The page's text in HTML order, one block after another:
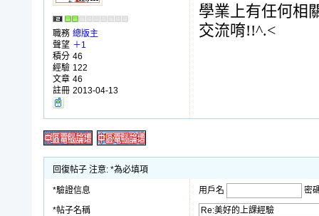
職務 總版主
聲望 ＋1
積分 46
經驗 122
文章 46
註冊 2013-04-13
學業上有任何相
交流唷!!^.<
回復帖子 注意: *為必填項
*驗證信息 用戶名
密
*帖子名稱